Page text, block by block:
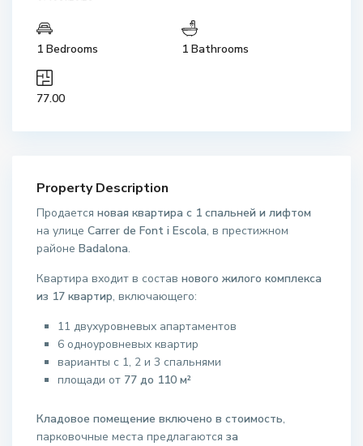
1 Bedrooms 1 Bathrooms
77.00
Property Description
Продаетсяновая квартира с 1 спальней и лифтом
на улицеCarrer de Font i Escola, в престижном
районеBadalona.
Квартира входит в составнового жилого комплекса
из 17 квартир, включающего:
11 двухуровневых апартаментов
6 одноуровневых квартир
варианты с 1, 2 и 3 спальнями
площади от 77 до 110 м²
Кладовое помещение включено в стоимость,
парковочные места предлагаютсяза